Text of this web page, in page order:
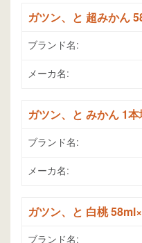
ガツン、と 超みかん
ブランド名:
メーカ名:
ガツン、と みかん 1
ブランド名:
メーカ名:
ガツン、と 白桃
ブランド名: